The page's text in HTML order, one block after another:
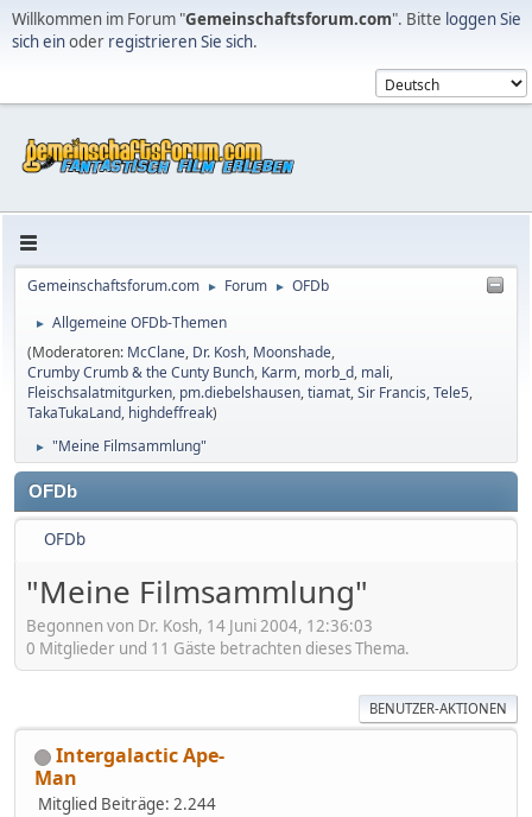
Willkommen im Forum "Gemeinschaftsforum.com". Bitte loggen Sie
sich einoder registrieren Sie sich.
Gemeinschaftsforum.com ► Forum ► OFDb
►
Allgemeine OFDb-Themen
(Moderatoren: McClane, Dr. Kosh, Moonshade,
Crumby Crumb & the Cunty Bunch, Karm, morb_d, mali,
Fleischsalatmitgurken, pm.diebelshausen,tiamat,Sir Francis,Tele5,
TakaTukaLand, highdeffreak)
► "Meine Filmsammlung"
OFDb
OFDb
"Meine Filmsammlung"
Begonnen von Dr. Kosh, 14 Juni 2004, 12:36:03
0 Mitglieder und 11 Gäste betrachten dieses Thema.
BENUTZER-AKTIONEN
Intergalactic Ape-
Man
Mitglied Beiträge: 2.244